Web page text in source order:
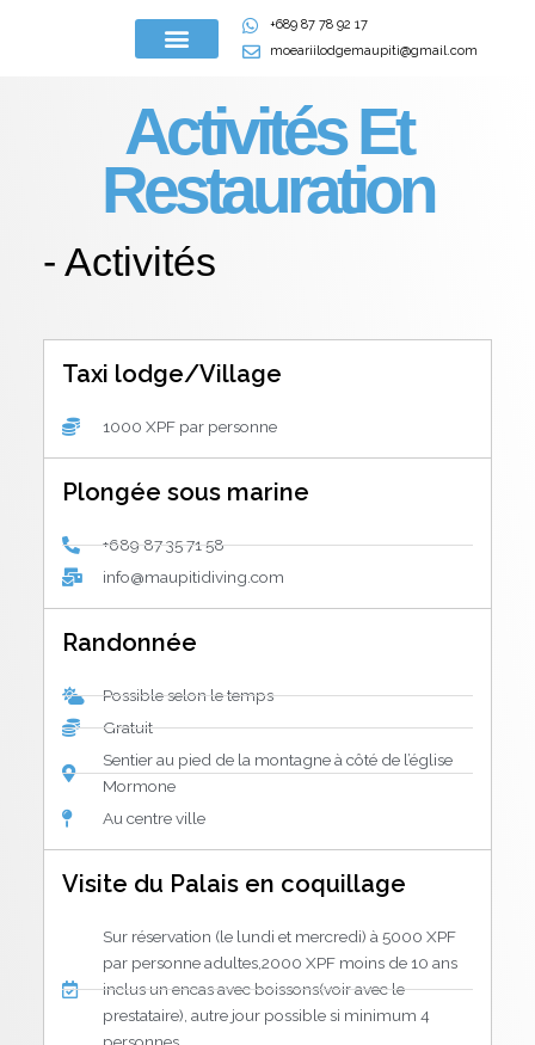
+689 87 78 92 17
moeariilodgemaupiti@gmail.com
Activités Et
Restauration
- Activités
Taxi lodge/Village
1000 XPF par personne
Plongée sous marine
+689 87 35 71 58
info@maupitidiving.com
Randonnée
Possible selon le temps
Gratuit
Sentier au pied de la montagne à côté de l’église
Mormone
Au centre ville
Visite du Palais en coquillage
Sur réservation (le lundi et mercredi) à 5000 XPF
par personne adultes,2000 XPF moins de 10 ans
inclus un encas avec boissons(voir avec le
prestataire), autre jour possible si minimum 4